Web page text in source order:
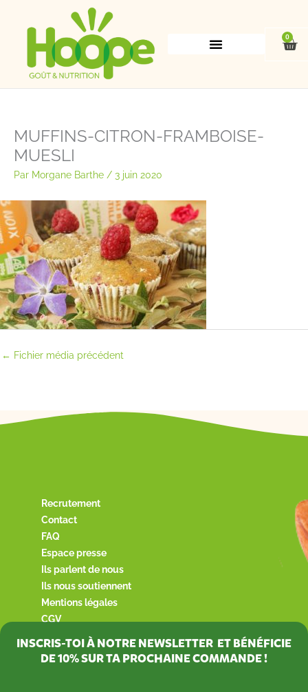
0
MUFFINS-CITRON-FRAMBOISE-
MUESLI
Par Morgane Barthe / 3 juin 2020
← Fichier média précédent
Recrutement
Contact
FAQ
Espace presse
Ils parlent de nous
Ils nous soutiennent
Mentions légales
CGV
INSCRIS-TOI À NOTRE NEWSLETTER ET BÉNÉFICIE
DE10%SUR TA PROCHAINE COMMANDE !